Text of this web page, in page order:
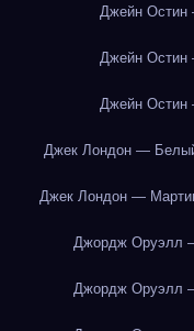
Джейн Остин
Джейн Остин
Джейн Остин
Джек Лондон —
Джек Лондон —
Джордж Оруэлл
Джордж Оруэлл